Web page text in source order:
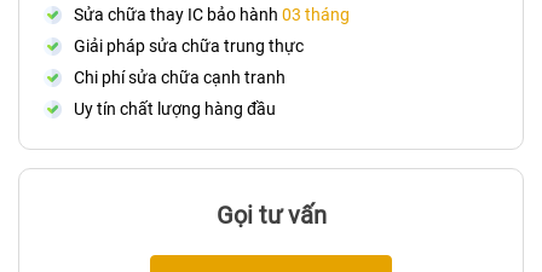
Sửa chữa thay IC bảo hành 03 tháng
Giải pháp sửa chữa trung thực
Chi phí sửa chữa cạnh tranh
Uy tín chất lượng hàng đầu
Gọi tư vấn